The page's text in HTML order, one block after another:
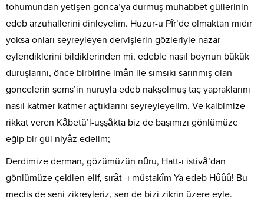
tohumundan yetişen gonca’ya durmuş muhabbet güllerinin
edeb arzuhallerini dinleyelim. Huzur-u Pîr’de olmaktan mıdır
yoksa onları seyreyleyen dervişlerin gözleriyle nazar
eylendiklerini bildiklerinden mi, edeble nasıl boynun bükük
duruşlarını, önce birbirine imân ile sımsıkı sarınmış olan
goncelerin şems’in nuruyla edeb nakşolmuş taç yapraklarını
nasıl katmer katmer açtıklarını seyreyleyelim. Ve kalbimize
rikkat veren Kâbetü’l-uşşâkta biz de başımızı gönlümüze
eğip bir gül niyâz edelim;
Derdimize derman, gözümüzün nûru, Hatt-ı istivâ’dan
gönlümüze çekilen elif, sırât -ı müstakîm Ya edeb Hûûû! Bu
meclis de seni zikreyleriz, sen de bizi zikrin üzere eyle.